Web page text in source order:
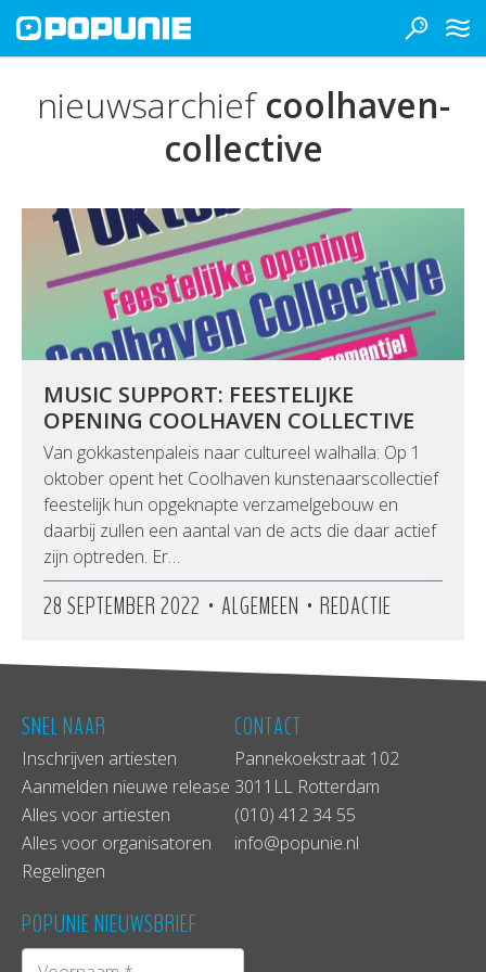
nieuwsarchiefcoolhaven-
collective
MUSIC SUPPORT: FEESTELIJKE
OPENING COOLHAVEN COLLECTIVE
Van gokkastenpaleis naar cultureel walhalla: Op 1
oktober opent het Coolhaven kunstenaarscollectief
feestelijk hun opgeknapte verzamelgebouw en
daarbij zullen een aantal van de acts die daar actief
zijn optreden. Er…
28 SEPTEMBER 2022 • ALGEMEEN • REDACTIE
SNEL NAAR
Inschrijven artiesten
Aanmelden nieuwe release
Alles voor artiesten
Alles voor organisatoren
Regelingen
CONTACT
Pannekoekstraat 102
3011LL Rotterdam
(010) 412 34 55
info@popunie.nl
POPUNIE NIEUWSBRIEF